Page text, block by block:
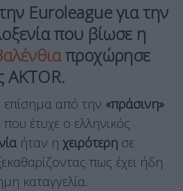
Euroleague για την
που βίωσε η
προχώρησε
AKTOR.
από την «πράσινη»
έτυχε ο ελληνικός
ήταν η χειρότερη σε
πως έχει ήδη
καταγγελία.